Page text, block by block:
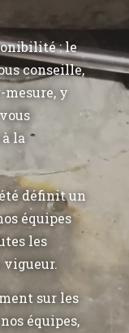
: le
conseille,
mesure, y
la
définit un
équipes
les
sur les
équipes,